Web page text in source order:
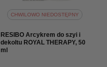
CHWILOWO NIEDOSTĘPNY
RESIBO Arcykrem do szyi i
dekoltu ROYAL THERAPY, 50
ml